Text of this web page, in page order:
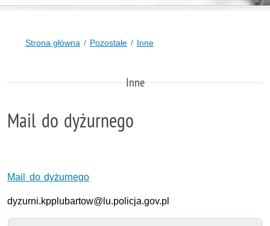
Strona główna Pozostałe Inne
Inne
Mail do dyżurnego
Mail do dyżurnego
dyzurni.kpplubartow@lu.policja.gov.pl